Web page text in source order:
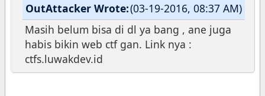
(03-19-2016, 08:37 AM)
OutAttacker Wrote:
Masih belum bisa di dl ya bang , ane juga
habis bikin web ctf gan. Link nya :
ctfs.luwakdev.id